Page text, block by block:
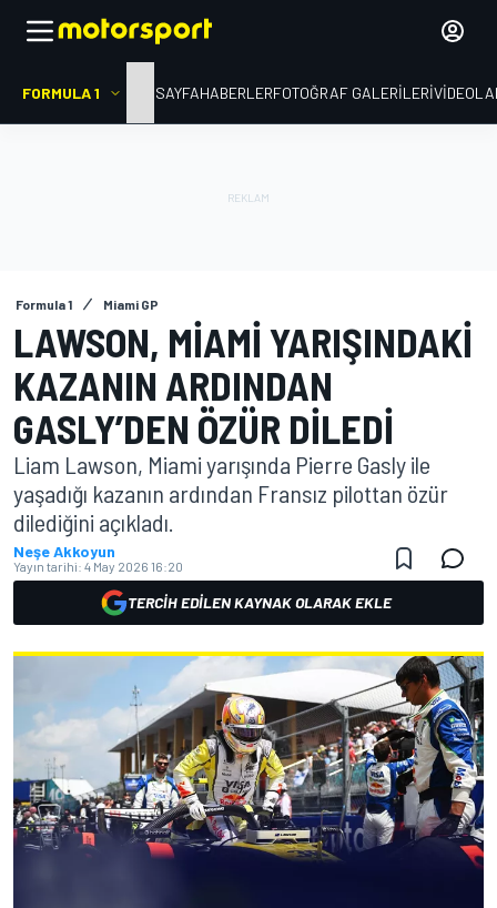
FORMULA 1 ANA SAYFAHABERLERFOTOĞRAF GALERILERI
Formula 1 Miami GP
LAWSON, MIAMI YARIŞINDAKI
KAZANIN ARDINDAN
GASLY’DEN ÖZÜR DILEDI
Liam Lawson, Miami yarışında Pierre Gasly ile
yaşadığı kazanın ardından Fransız pilottan özür
dilediğini açıkladı.
Neşe Akkoyun
Yayın tarihi: 4 May 2026 16:20
TERCIH EDILEN KAYNAK OLARAK EKLE